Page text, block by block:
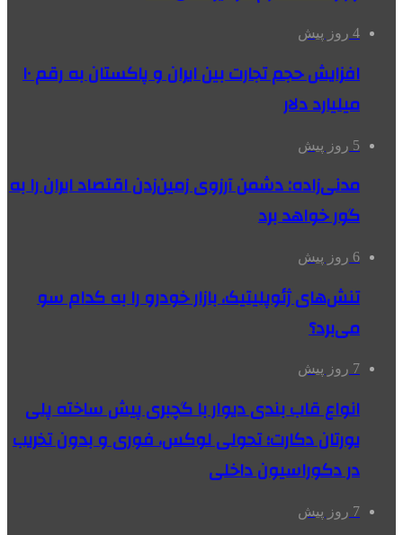
4 روز پیش
افزایش حجم تجارت بین ایران و پاکستان به رقم ۱۰
میلیارد دلار
5 روز پیش
مدنی‌زاده: دشمن آرزوی زمین‌زدن اقتصاد ایران را به
گور خواهد برد
6 روز پیش
تنش‌های ژئوپلیتیک، بازار خودرو را به کدام سو
می‌برد؟
7 روز پیش
انواع قاب بندی دیوار با گچبری پیش ساخته پلی
یورتان دکارت؛ تحولی لوکس، فوری و بدون تخریب
در دکوراسیون داخلی
7 روز پیش